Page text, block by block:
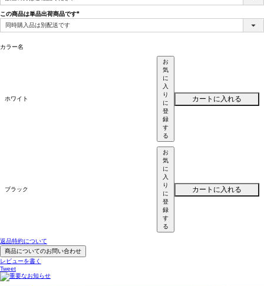
この商品は単品出荷商品です
カラー名
ホワイト
お
気
に
入
り
に
登
録
す
る
カートに入れる
ブラック
お
気
に
入
り
に
登
録
す
る
カートに入れる
返品特約について
商品についてのお問い合わせ
レビューを書く
Tweet